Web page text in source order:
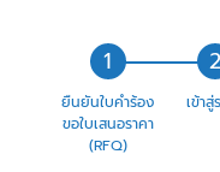
ยืนยันใบคำร้อง
ขอใบเสนอราคา
(RFQ)
เข้าสู่